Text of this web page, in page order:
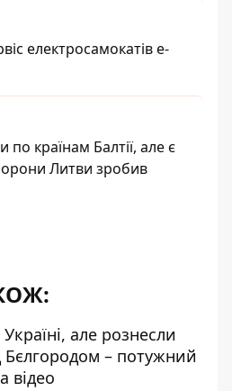
електросамокатів e-
по країнам Балтії, але є
Литви зробив
але рознесли
Бєлгородом – потужний
відео